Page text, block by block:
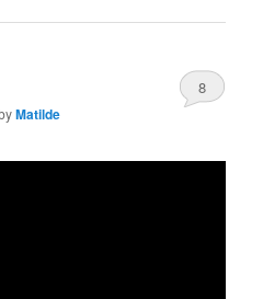
Matilde
8